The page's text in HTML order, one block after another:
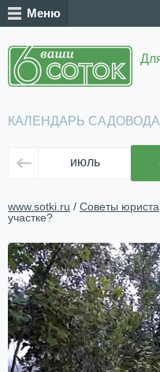
Меню
КАЛЕНДАРЬ САДОВОДА
июль
www.sotki.ru / Советы юриста
участке?